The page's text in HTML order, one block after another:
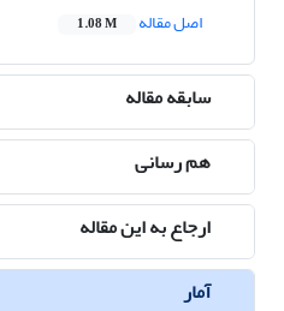
اصل مقاله
1.08 M
سابقه مقاله
هم رسانی
ارجاع به این مقاله
آمار